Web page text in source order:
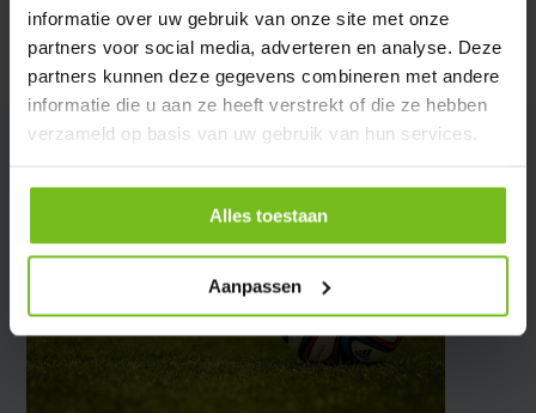
informatie over uw gebruik van onze site met onze
partners voor social media, adverteren en analyse. Deze
partners kunnen deze gegevens combineren met andere
informatie die u aan ze heeft verstrekt of die ze hebben
verzameld op basis van uw gebruik van hun services.
Alles toestaan
Aanpassen
Delen